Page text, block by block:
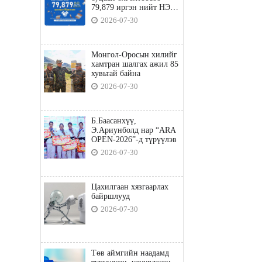
79,879 иргэн нийт НЭГ
ТЭРБУМ төгрөгийн
татвараа төлөв
2026-07-30
Монгол-Оросын хилийг
хамтран шалгах ажил 85
хувьтай байна
2026-07-30
Б.Баасанхүү,
Э.Ариунболд нар “ARA
OPEN-2026”-д түрүүлэв
2026-07-30
Цахилгаан хязгаарлах
байршлууд
2026-07-30
Төв аймгийн наадамд